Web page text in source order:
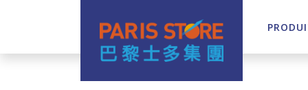
Navigation principale